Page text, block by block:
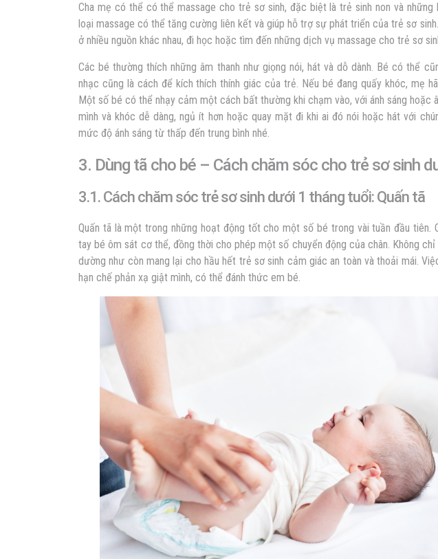
Cha mẹ có thể có thể massage cho trẻ sơ sinh, đặc biệt là trẻ sinh non và
loại massage có thể tăng cường liên kết và giúp hỗ trợ sự phát triển của trẻ sơ
ở nhiều nguồn khác nhau, đi học hoặc tìm đến những dịch vụ massage cho trẻ sơ
Các bé thường thích những âm thanh như giọng nói, hát và dỗ dành. Bé có thể
nhạc cũng là cách để kích thích thính giác của trẻ. Nếu bé đang quấy khóc, mẹ
Một số bé có thể nhạy cảm một cách bất thường khi chạm vào, với ánh sáng hoặc
mình và khóc dễ dàng, ngủ ít hơn ​​hoặc quay mặt đi khi ai đó nói hoặc hát với
mức độ ánh sáng từ thấp đến trung bình nhé.
3. Dùng tã cho bé – Cách chăm sóc cho trẻ sơ sinh
3.1. Cách chăm sóc trẻ sơ sinh dưới 1 tháng tuổi: Quấn tã
Quấn tã là một trong những hoạt động tốt cho một số bé trong vài tuần đầu tiên.
tay bé ôm sát cơ thể, đồng thời cho phép một số chuyển động của chân. Không
dường như còn mang lại cho hầu hết trẻ sơ sinh cảm giác an toàn và thoải mái.
hạn chế phản xạ giật mình, có thể đánh thức em bé.